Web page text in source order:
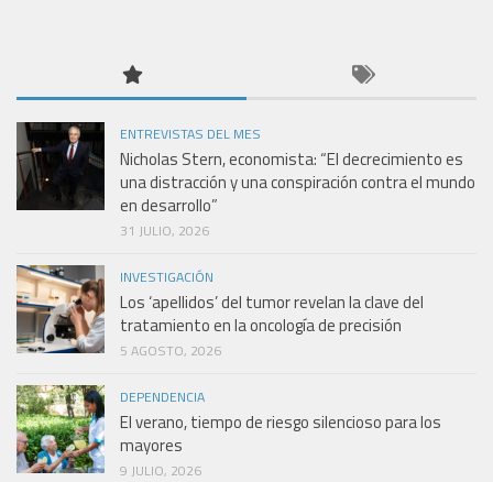
ENTREVISTAS DEL MES
Nicholas Stern, economista: “El decrecimiento es
una distracción y una conspiración contra el mundo
en desarrollo”
31 JULIO, 2026
INVESTIGACIÓN
Los ‘apellidos’ del tumor revelan la clave del
tratamiento en la oncología de precisión
5 AGOSTO, 2026
DEPENDENCIA
El verano, tiempo de riesgo silencioso para los
mayores
9 JULIO, 2026